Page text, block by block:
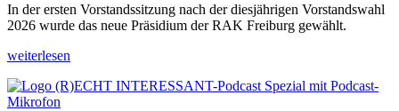
In der ersten Vorstandssitzung nach der diesjährigen Vorstandswahl
2026 wurde das neue Präsidium der RAK Freiburg gewählt.
weiterlesen